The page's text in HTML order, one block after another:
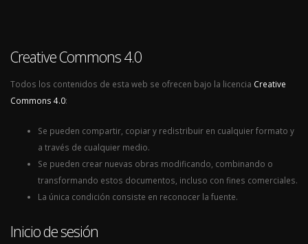
Creative Commons 4.0
Todos los contenidos de esta web se ofrecen bajo la licencia Creative
Commons 4.0:
Se pueden compartir, copiar y redistribuir en cualquier formato y
a través de cualquier medio.
Se pueden crear nuevas obras modificando, combinando o
transformando estos documentos, incluso con fines comerciales.
La única condición consiste en reconocer la fuente.
Inicio de sesión